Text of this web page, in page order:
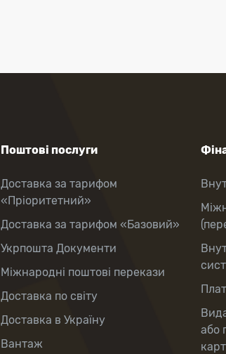
Поштові послуги
Доставка за тарифом
«Пріоритетний»
Доставка за тарифом «Базовий»
Укрпошта Документи
Міжнародні поштові перекази
Доставка по світу
Доставка в Україну
Вантаж
або